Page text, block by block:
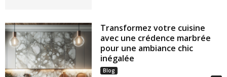
Transformez votre cuisine
avec une crédence marbrée
pour une ambiance chic
inégalée
Blog